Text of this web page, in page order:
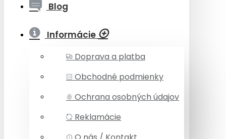
Blog
Informácie
Doprava a platba
Obchodné podmienky
Ochrana osobných údajov
Reklamácie